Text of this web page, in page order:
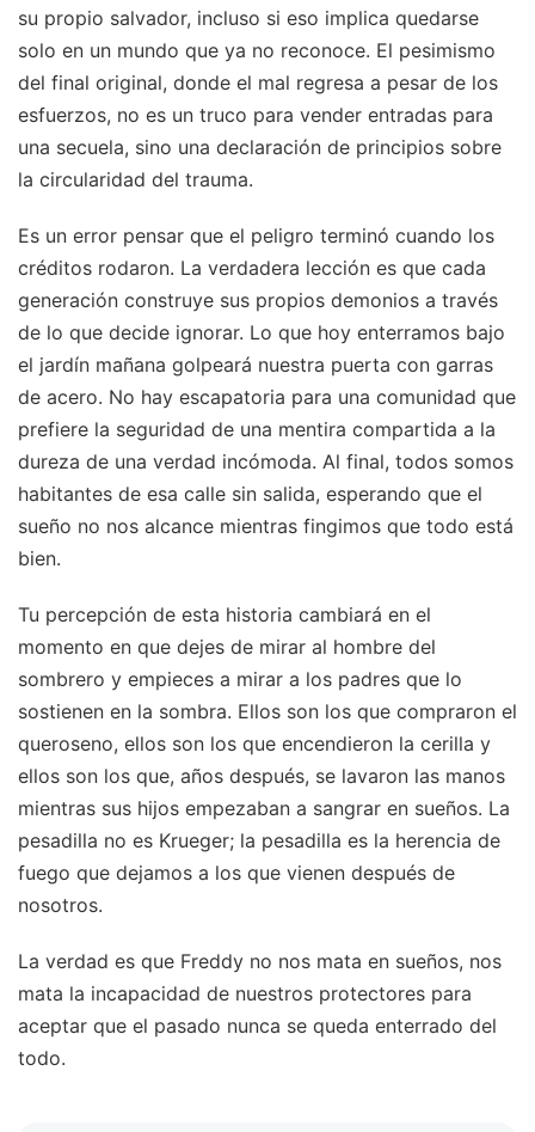
su propio salvador, incluso si eso implica quedarse
solo en un mundo que ya no reconoce. El pesimismo
del final original, donde el mal regresa a pesar de los
esfuerzos, no es un truco para vender entradas para
una secuela, sino una declaración de principios sobre
la circularidad del trauma.
Es un error pensar que el peligro terminó cuando los
créditos rodaron. La verdadera lección es que cada
generación construye sus propios demonios a través
de lo que decide ignorar. Lo que hoy enterramos bajo
el jardín mañana golpeará nuestra puerta con garras
de acero. No hay escapatoria para una comunidad que
prefiere la seguridad de una mentira compartida a la
dureza de una verdad incómoda. Al final, todos somos
habitantes de esa calle sin salida, esperando que el
sueño no nos alcance mientras fingimos que todo está
bien.
Tu percepción de esta historia cambiará en el
momento en que dejes de mirar al hombre del
sombrero y empieces a mirar a los padres que lo
sostienen en la sombra. Ellos son los que compraron el
queroseno, ellos son los que encendieron la cerilla y
ellos son los que, años después, se lavaron las manos
mientras sus hijos empezaban a sangrar en sueños. La
pesadilla no es Krueger; la pesadilla es la herencia de
fuego que dejamos a los que vienen después de
nosotros.
La verdad es que Freddy no nos mata en sueños, nos
mata la incapacidad de nuestros protectores para
aceptar que el pasado nunca se queda enterrado del
todo.